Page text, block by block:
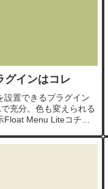
グインはコレ
設置できるプラグイン
充分。色も変えられる
Menu Liteコチラ